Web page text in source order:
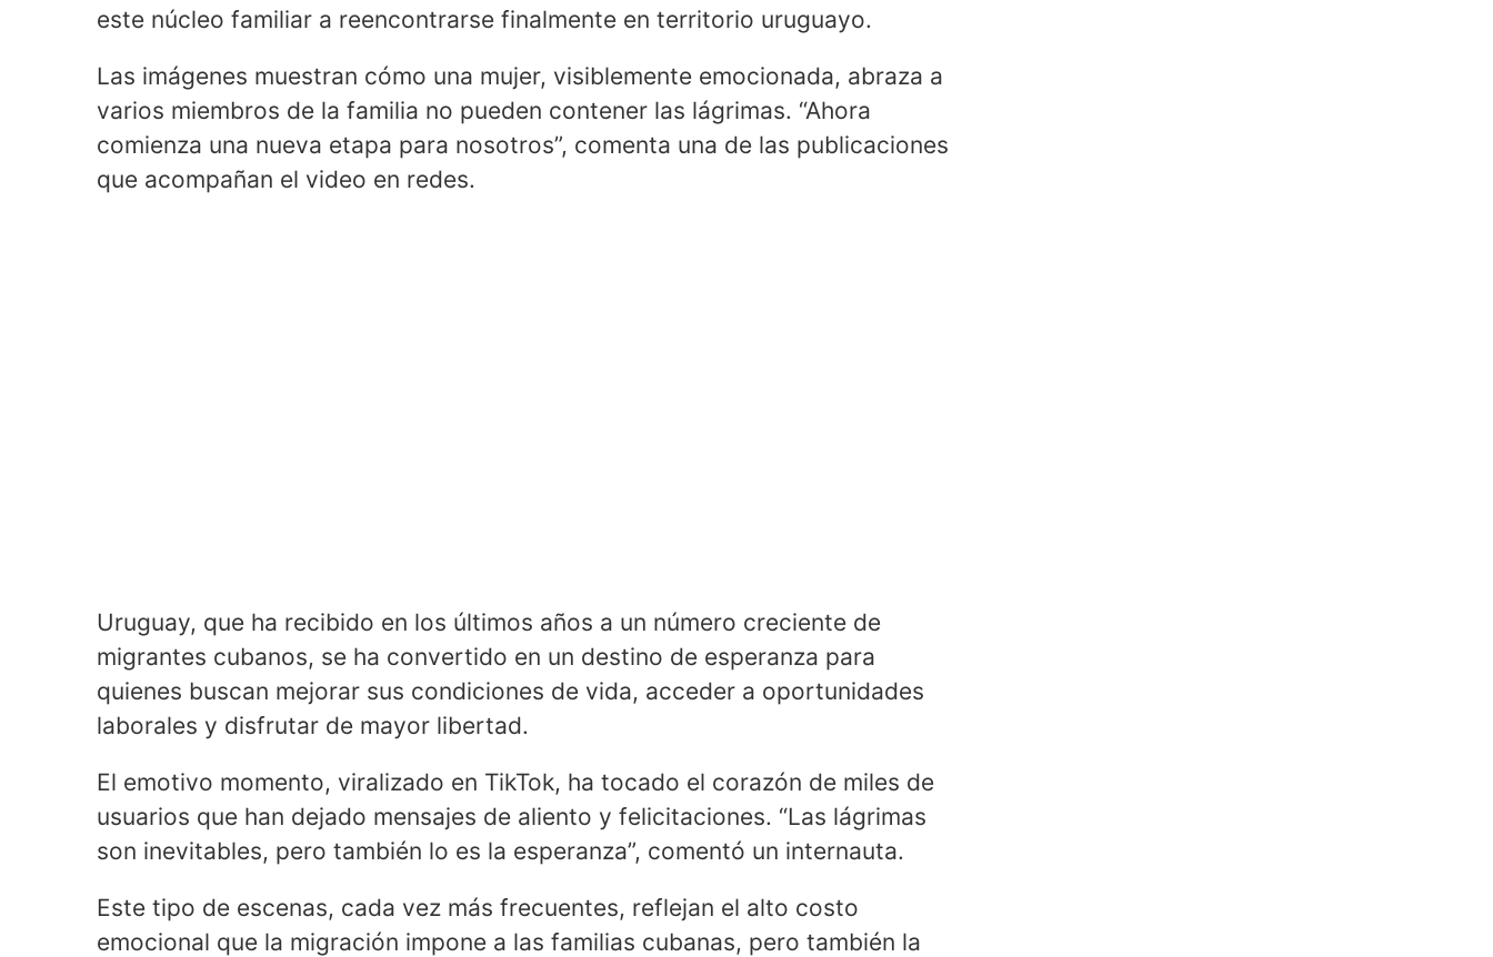
este núcleo familiar a reencontrarse finalmente en territorio uruguayo.
Las imágenes muestran cómo una mujer, visiblemente emocionada, abraza a
varios miembros de la familia no pueden contener las lágrimas. “Ahora
comienza una nueva etapa para nosotros”, comenta una de las publicaciones
que acompañan el video en redes.
Uruguay, que ha recibido en los últimos años a un número creciente de
migrantes cubanos, se ha convertido en un destino de esperanza para
quienes buscan mejorar sus condiciones de vida, acceder a oportunidades
laborales y disfrutar de mayor libertad.
El emotivo momento, viralizado en TikTok, ha tocado el corazón de miles de
usuarios que han dejado mensajes de aliento y felicitaciones. “Las lágrimas
son inevitables, pero también lo es la esperanza”, comentó un internauta.
Este tipo de escenas, cada vez más frecuentes, reflejan el alto costo
emocional que la migración impone a las familias cubanas, pero también la